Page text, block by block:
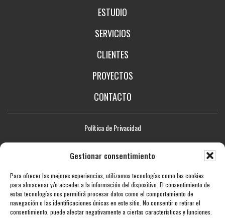
Gestionar consentimiento
Para ofrecer las mejores experiencias, utilizamos tecnologías como las cookies
para almacenar y/o acceder a la información del dispositivo. El consentimiento de
estas tecnologías nos permitirá procesar datos como el comportamiento de
navegación o las identificaciones únicas en este sitio. No consentir o retirar el
consentimiento, puede afectar negativamente a ciertas características y funciones.
ESTUDIO
SERVICIOS
CLIENTES
PROYECTOS
CONTACTO
Política de Privacidad
Aviso legal
Mapa web
Accesibilidad